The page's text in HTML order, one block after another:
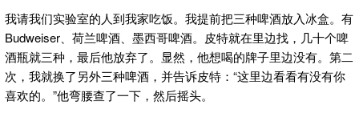
我请我们实验室的人到我家吃饭。我提前把三种啤酒放入冰盒。有
Budweiser、荷兰啤酒、墨西哥啤酒。皮特就在里边找，几十个啤
酒瓶就三种，最后他放弃了。显然，他想喝的牌子里边没有。第二
次，我就换了另外三种啤酒，并告诉皮特：“这里边看看有没有你
喜欢的。”他弯腰查了一下，然后摇头。